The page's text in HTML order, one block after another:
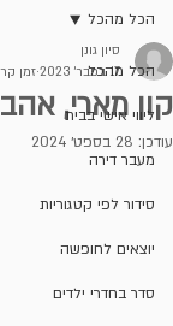
הכל מהכל
ליווי אישי בבית
מעבר דירה
סידור לפי קטגוריות
יוצאים לחופשה
סדר בחדרי ילדים
הכל מהכל
קון מארי,
סיון גונן
17 בפבר׳ 2023
זמן קריאה
עודכן: 28 בספט׳ 2024